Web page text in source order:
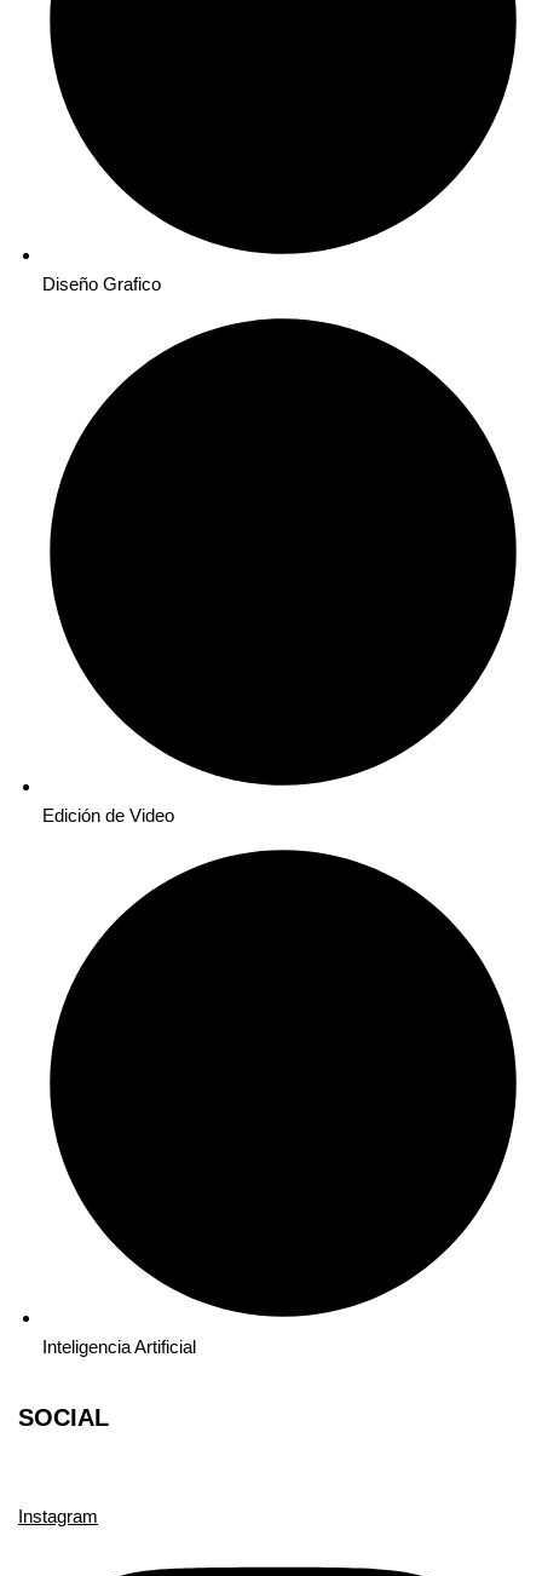
Diseño Grafico
Edición de Video
Inteligencia Artificial
SOCIAL
Instagram